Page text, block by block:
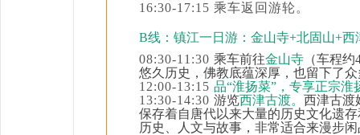
16:30-17:15 乘车返回游轮。
B线：镇江一日游：金山寺+北固山+西
08:30-11:30 乘车前往金山寺 （车程约
悠久历史，佛教底蕴深厚，也留下了
12:00-13:15 品“淮扬菜”，专享正宗淮
13:30-14:30 游览西津古渡。 西津古渡
保存着自唐代以来大量的历史文化遗
历史、人文与故事，非常适合来漫步闲